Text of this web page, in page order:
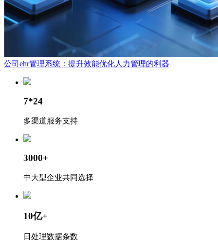
公司ehr管理系统：提升效能优化人力管理的利器
7*24
多渠道服务支持
3000+
中大型企业共同选择
10亿+
日处理数据条数